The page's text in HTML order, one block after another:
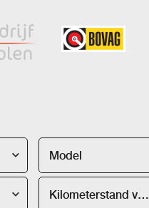
Model
Kilometerstand van